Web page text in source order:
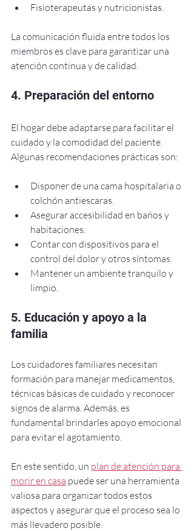
Fisioterapeutas y nutricionistas.
La comunicación fluida entre todos los
miembros es clave para garantizar una
atención continua y de calidad.
4. Preparación del entorno
El hogar debe adaptarse para facilitar el
cuidado y la comodidad del paciente.
Algunas recomendaciones prácticas son:
Disponer de una cama hospitalaria o
colchón antiescaras.
Asegurar accesibilidad en baños y
habitaciones.
Contar con dispositivos para el
control del dolor y otros síntomas.
Mantener un ambiente tranquilo y
limpio.
5. Educación y apoyo a la
familia
Los cuidadores familiares necesitan
formación para manejar medicamentos,
técnicas básicas de cuidado y reconocer
signos de alarma. Además, es
fundamental brindarles apoyo emocional
para evitar el agotamiento.
En este sentido, un plan de atención para
morir en casa puede ser una herramienta
valiosa para organizar todos estos
aspectos y asegurar que el proceso sea lo
más llevadero posible.